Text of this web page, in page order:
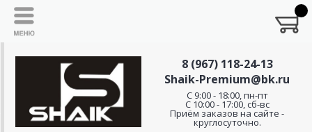
8 (967) 118-24-13
Shaik-Premium@bk.ru
C 9:00 - 18:00, пн-пт
С 10:00 - 17:00, сб-вс
Приём заказов на сайте -
круглосуточно.